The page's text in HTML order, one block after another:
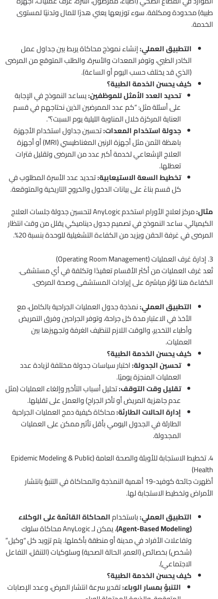
طبية) محدودة ومكلفة. سوء توزيعها يعني هدرًا للمال وتدنيًا لمستوى
الخدمة.
التطبيق العملي:إنشاء نموذج محاكاة يربط بين جداول عمل
الكادر الطبي، وتوفر المعدات والأسرة، والطلب المتوقع من المرضى
(الذي قد يختلف حسب اليوم أو الساعة).
كيف يحسن الخدمة الطبية؟
تحديد العدد الأمثل للموظفين:يساعد النموذج في الإجابة
على أسئلة مثل: “كم عدد الممرضين الذين نحتاجهم في قسم
العناية المركزة خلال المناوبة الليلية يوم السبت؟”.
جدولة استخدام المعدات:تحسين جداول استخدام الأجهزة
باهظة الثمن مثل أجهزة الرنين المغناطيسي (MRI) أو أجهزة
العلاج الإشعاعي لخدمة أكبر عدد من المرضى وتقليل فترات
تعطلها.
تخطيط السعة الاستيعابية:تحديد عدد الأسرة المطلوب في
كل قسم بناءً على بيانات الدخول والخروج التاريخية والمتوقعة.
مثال:
مركز لعلاج الأورام استخدم AnyLogic لتحسين جدولة جلسات العلاج
الكيميائي. ساعد النموذج في تصميم جدول ديناميكي يقلل من وقت انتظار
المرضى في غرفة الحقن ويزيد من الكفاءة التشغيلية للوحدة بنسبة 20%.
3. إدارة غرف العمليات (Operating Room Management)
تُعد غرف العمليات من أكثر الأقسام تعقيدًا وتكلفة في أي مستشفى.
الكفاءة هنا تؤثر مباشرة على إيرادات المستشفى وصحة المرضى.
التطبيق العملي:نمذجة جدول العمليات الجراحية بالكامل، مع
الأخذ في الاعتبار مدة كل جراحة، وتوفر الجراحين وفرق التمريض
وأطباء التخدير، والوقت اللازم لتنظيف الغرفة وتجهيزها بين
العمليات.
كيف يحسن الخدمة الطبية؟
تحسين الجدولة:اختبار سياسات جدولة مختلفة لزيادة عدد
العمليات المنجزة يوميًا.
تقليل وقت التوقف:تحليل أسباب التأخير وإلغاء العمليات (مثل
عدم جاهزية المريض أو تأخر الجراح) والعمل على تقليلها.
إدارة الحالات الطارئة:محاكاة كيفية دمج العمليات الجراحية
الطارئة في الجدول اليومي بأقل تأثير ممكن على العمليات
المجدولة.
4. تخطيط الاستجابة للأوبئة والصحة العامة (Epidemic Modeling & Public
Health)
أظهرت جائحة كوفيد-19 أهمية النمذجة والمحاكاة في التنبؤ بانتشار
الأمراض وتخطيط الاستجابة لها.
التطبيق العملي:باستخدامالمحاكاة القائمة على الوكلاء
(Agent-Based Modeling)
، يمكن لـ AnyLogic محاكاة سلوك
وتفاعلات الأفراد في مدينة أو منطقة بأكملها. يتم تزويد كل “وكيل”
(شخص) بخصائص (العمر، الحالة الصحية) وسلوكيات (التنقل، التفاعل
الاجتماعي).
كيف يحسن الخدمة الطبية؟
التنبؤ بمسار الوباء:تقدير سرعة انتشار المرض، وعدد الإصابات